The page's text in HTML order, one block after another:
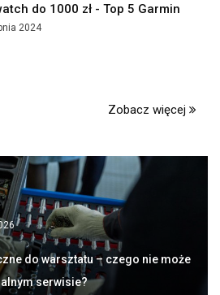
do 1000 zł - Top 5 Garmin
2024
Zobacz więcej
do warsztatu – czego nie może
serwisie?